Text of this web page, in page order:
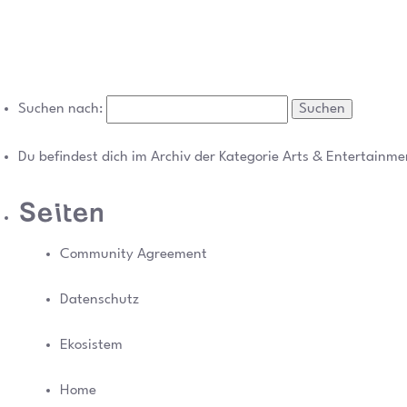
Suchen nach:
Du befindest dich im Archiv der Kategorie Arts &
Seiten
Community Agreement
Datenschutz
Ekosistem
Home